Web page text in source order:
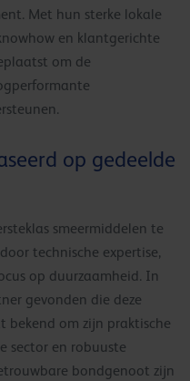
Met hun sterke lokale
en klantgerichte
om de
op gedeelde
smeermiddelen te
technische expertise,
op duurzaamheid. In
gevonden die deze
bekend om zijn praktische
sector en robuuste
bondgenoot zijn